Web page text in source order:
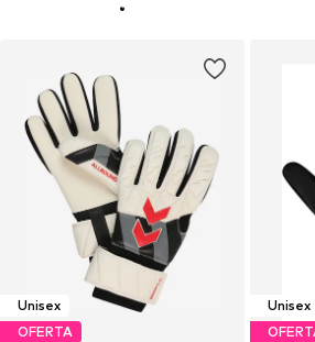
Unisex
OFERTA
Unisex